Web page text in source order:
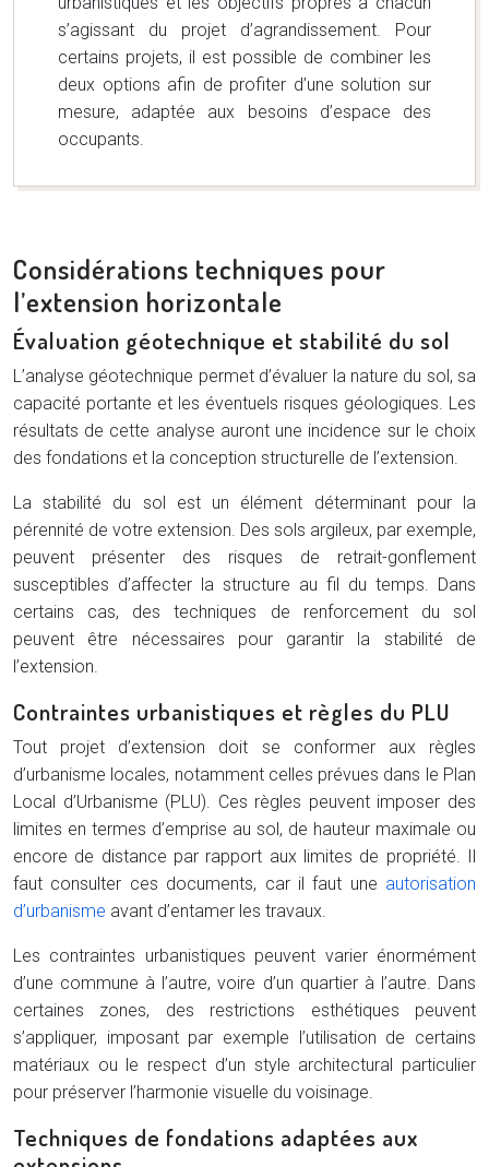
s’agissant du projet d’agrandissement. Pour
certains projets, il est possible de combiner les
deux options afin de profiter d’une solution sur
mesure, adaptée aux besoins d’espace des
occupants.
Considérations techniques pour
l’extension horizontale
Évaluation géotechnique et stabilité du sol
L’analyse géotechnique permet d’évaluer la nature du sol, sa
capacité portante et les éventuels risques géologiques. Les
résultats de cette analyse auront une incidence sur le choix
des fondations et la conception structurelle de l’extension.
La stabilité du sol est un élément déterminant pour la
pérennité de votre extension. Des sols argileux, par exemple,
peuvent présenter des risques de retrait-gonflement
susceptibles d’affecter la structure au fil du temps. Dans
certains cas, des techniques de renforcement du sol
peuvent être nécessaires pour garantir la stabilité de
l’extension.
Contraintes urbanistiques et règles du PLU
Tout projet d’extension doit se conformer aux règles
d’urbanisme locales, notamment celles prévues dans le Plan
Local d’Urbanisme (PLU). Ces règles peuvent imposer des
limites en termes d’emprise au sol, de hauteur maximale ou
encore de distance par rapport aux limites de propriété. Il
faut consulter ces documents, car il faut une autorisation
d’urbanisme avant d’entamer les travaux.
Les contraintes urbanistiques peuvent varier énormément
d’une commune à l’autre, voire d’un quartier à l’autre. Dans
certaines zones, des restrictions esthétiques peuvent
s’appliquer, imposant par exemple l’utilisation de certains
matériaux ou le respect d’un style architectural particulier
pour préserver l’harmonie visuelle du voisinage.
Techniques de fondations adaptées aux